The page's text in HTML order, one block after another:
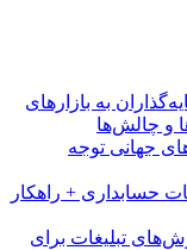
به بازارهای
و چالش‌ها
جهانی توجه
حسابداری + راهکار
تبلیغات برای